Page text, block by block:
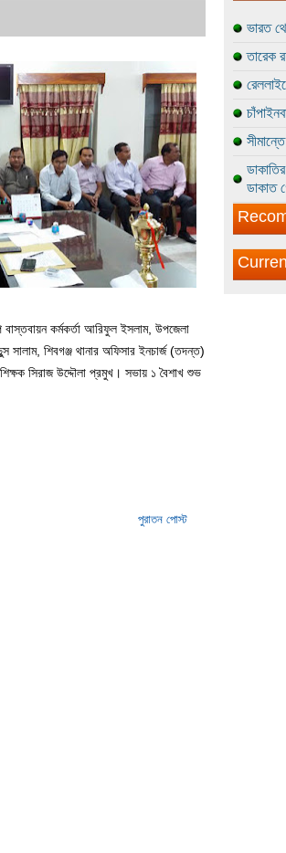
বাস্তবায়ন কর্মকর্তা আরিফুল ইসলাম, উপজেলা
শিবগঞ্জ থানার অফিসার ইনচার্জ (তদন্ত)
সিরাজ উদ্দৌলা প্রমুখ। সভায় ১ বৈশাখ শুভ
পুরাতন পোস্ট
ভারত
তারেক
ডাকাত